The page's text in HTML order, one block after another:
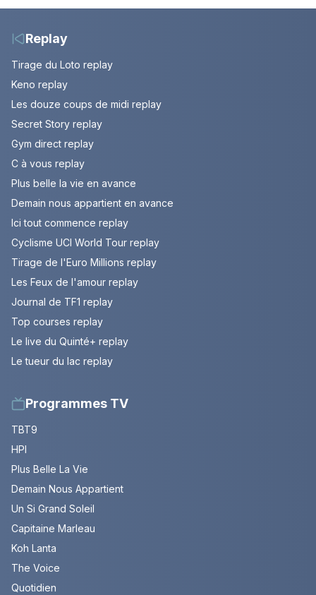
août 2026 (spoiler)
Montbrison et
Replay
Tirage du Loto replay
Keno replay
Les douze coups de midi replay
Secret Story replay
Gym direct replay
C à vous replay
Plus belle la vie en avance
Demain nous appartient en avance
Ici tout commence replay
Cyclisme UCI World Tour replay
Tirage de l'Euro Millions replay
Les Feux de l'amour replay
Journal de TF1 replay
Top courses replay
Le live du Quinté+ replay
Le tueur du lac replay
Programmes TV
TBT9
HPI
Plus Belle La Vie
Demain Nous Appartient
Un Si Grand Soleil
Capitaine Marleau
Koh Lanta
The Voice
Quotidien